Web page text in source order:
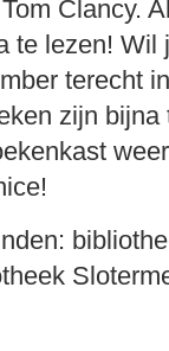
Clancy.
te lezen! Wil
terecht
zijn